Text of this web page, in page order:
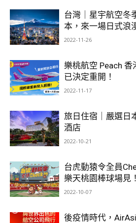
台灣｜星宇航空冬
本，來一場日式浪
2022-11-26
樂桃航空 Peach
已決定重開！
2022-11-17
旅日住宿｜嚴選日
酒店
2022-10-21
台虎動猿令全員
樂天桃園棒球場見！
2022-10-07
後疫情時代，